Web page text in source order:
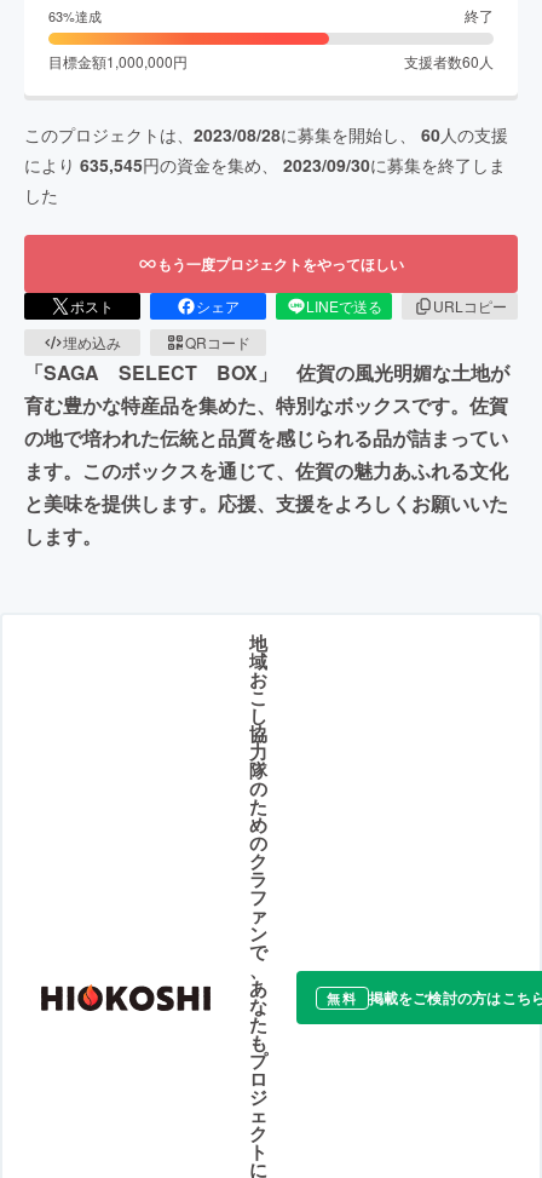
63%達成 終了
目標金額1,000,000円 支援者数60 人
このプロジェクトは、 2023/08/28に募集を開始し、 60人の支援
により 635,545円の資金を集め、 2023/09/30に募集を終了しま
した
もう一度プロジェクトをやってほしい
ポスト シェア LINEで送る
URLコピー
埋め込み
QRコード
「SAGA SELECT BOX」 佐賀の風光明媚な土地が
育む豊かな特産品を集めた、特別なボックスです。佐賀
の地で培われた伝統と品質を感じられる品が詰まってい
ます。このボックスを通じて、佐賀の魅力あふれる文化
と美味を提供します。応援、支援をよろしくお願いいた
します。
地
域
お
こ
し
協
力
隊
の
た
め
の
ク
ラ
フ
ァ
ン
で
、
あ
な
た
も
プ
ロ
ジ
ェ
ク
ト
に
無料 掲載をご検討の方はこち